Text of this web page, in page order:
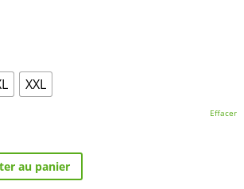
XXL
Effacer
au panier